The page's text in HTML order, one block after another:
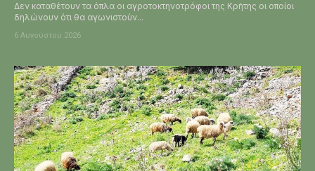
Δεν καταθέτουν τα όπλα οι αγροτοκτηνοτρόφοι της Κρήτης οι οποίοι
δηλώνουν ότι θα αγωνιστούν...
6 Αυγούστου 2026